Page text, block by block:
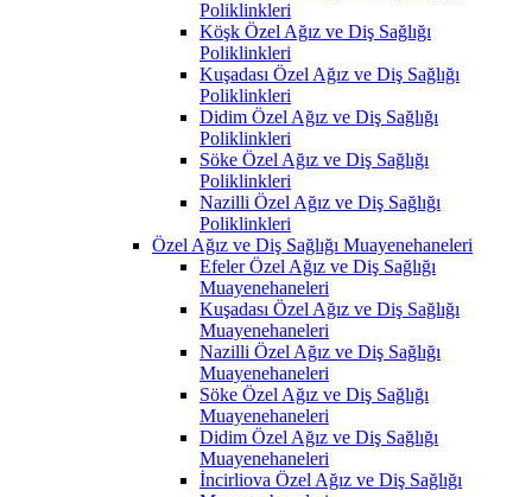
Poliklinkleri
Köşk Özel Ağız ve Diş Sağlığı
Poliklinkleri
Kuşadası Özel Ağız ve Diş Sağlığı
Poliklinkleri
Didim Özel Ağız ve Diş Sağlığı
Poliklinkleri
Söke Özel Ağız ve Diş Sağlığı
Poliklinkleri
Nazilli Özel Ağız ve Diş Sağlığı
Poliklinkleri
Özel Ağız ve Diş Sağlığı Muayenehaneleri
Efeler Özel Ağız ve Diş Sağlığı
Muayenehaneleri
Kuşadası Özel Ağız ve Diş Sağlığı
Muayenehaneleri
Nazilli Özel Ağız ve Diş Sağlığı
Muayenehaneleri
Söke Özel Ağız ve Diş Sağlığı
Muayenehaneleri
Didim Özel Ağız ve Diş Sağlığı
Muayenehaneleri
İncirliova Özel Ağız ve Diş Sağlığı